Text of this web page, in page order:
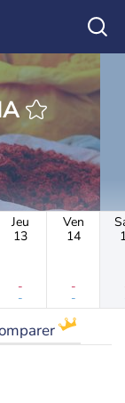
Jeu
13
-
-
Ven
14
-
-